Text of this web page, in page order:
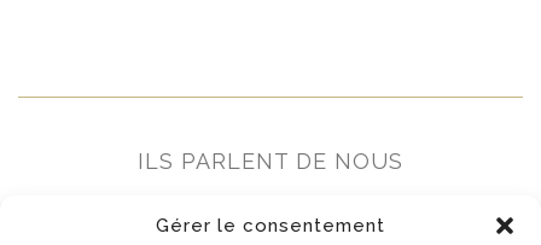
Gérer le consentement
ILS PARLENT DE NOUS